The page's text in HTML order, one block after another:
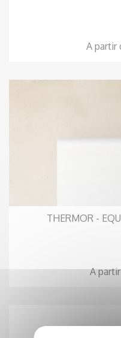
A partir
THERMOR -
A